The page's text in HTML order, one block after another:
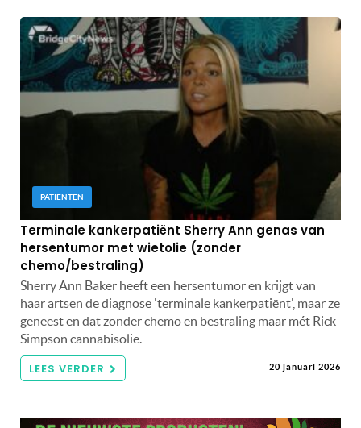
PATIËNTEN
Terminale kankerpatiënt Sherry Ann genas van
hersentumor met wietolie (zonder
chemo/bestraling)
Sherry Ann Baker heeft een hersentumor en krijgt van
haar artsen de diagnose 'terminale kankerpatiënt', maar ze
geneest en dat zonder chemo en bestraling maar mét Rick
Simpson cannabisolie.
LEES VERDER 20 januari 2026